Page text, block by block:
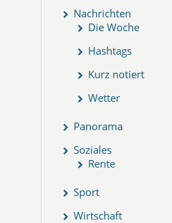
Nachrichten
Die Woche
Hashtags
Kurz notiert
Wetter
Panorama
Soziales
Rente
Sport
Wirtschaft